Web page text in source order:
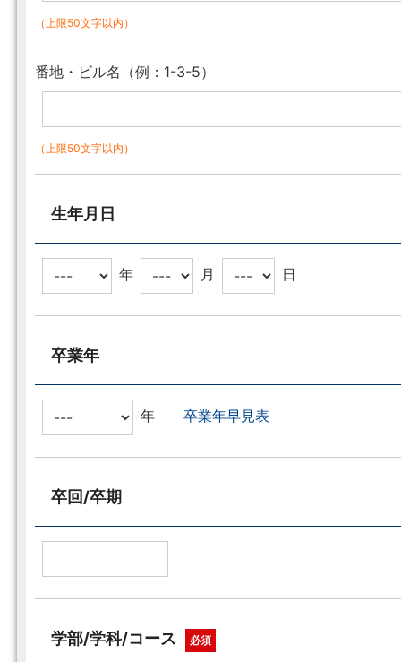
（上限50文字以内）
番地・ビル名（例：1-3-5）
（上限50文字以内）
生年月日
年 月 日
卒業年
年卒業年早見表
卒回/卒期
学部/学科/コース 必須